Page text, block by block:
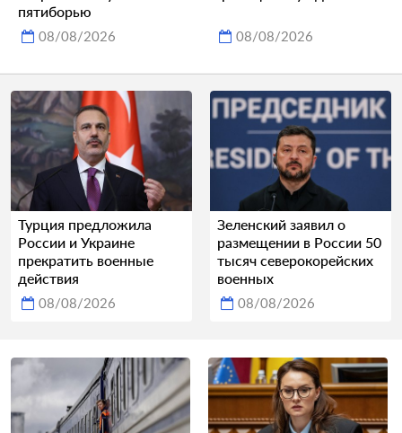
пятиборью
08/08/2026 08/08/2026
Турция предложила
России и Украине
прекратить военные
действия
08/08/2026
Зеленский заявил о
размещении в России 50
тысяч северокорейских
военных
08/08/2026